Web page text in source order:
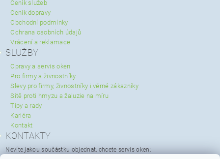
Ceník služeb
Ceník dopravy
Obchodní podmínky
Ochrana osobních údajů
Vrácení a reklamace
SLUŽBY
Opravy a servis oken
Pro firmy a živnostníky
Slevy pro firmy, živnostníky i věrné zákazníky
Sítě proti hmyzu a žaluzie na míru
Tipy a rady
Kariéra
Kontakt
KONTAKTY
Nevíte jakou součástku objednat, chcete servis oken: